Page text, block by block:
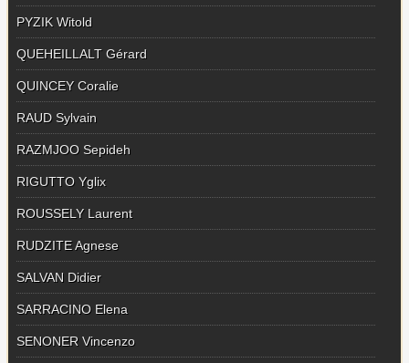
PYZIK Witold
QUEHEILLALT Gérard
QUINCEY Coralie
RAUD Sylvain
RAZMJOO Sepideh
RIGUTTO Yglix
ROUSSELY Laurent
RUDZITE Agnese
SALVAN Didier
SARRACINO Elena
SENONER Vincenzo